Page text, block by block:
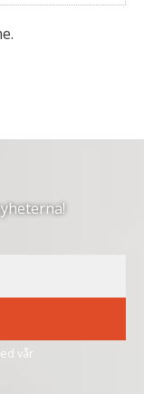
vår